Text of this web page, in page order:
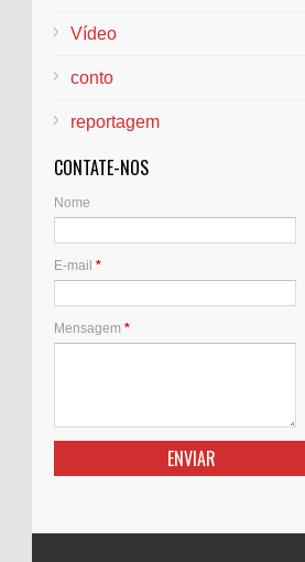
Vídeo
conto
reportagem
CONTATE-NOS
Nome
E-mail *
Mensagem *